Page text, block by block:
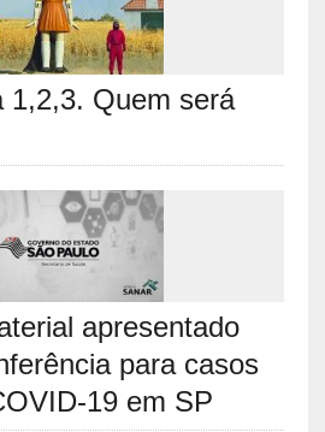
1,2,3. Quem será
apresentado
para casos
19 em SP